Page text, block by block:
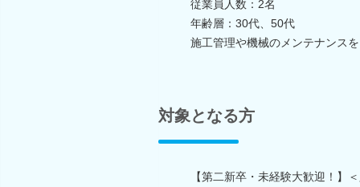
従業員人数：2名
年齢層：30代、50代
施工管理や機械のメンテナンス
対象となる方
【第二新卒・未経験大歓迎！】